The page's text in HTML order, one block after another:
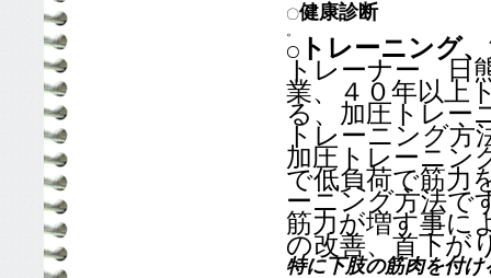
〇健康診断
。
〇
トレーニング
トレーナー 日
業、４０年以上
る、加圧トレー
トレーニング方
加圧トレーニン
で低負荷で筋力
ーニング方法で
筋力が増す事に
の改善、首下が
特に下肢の筋肉を付